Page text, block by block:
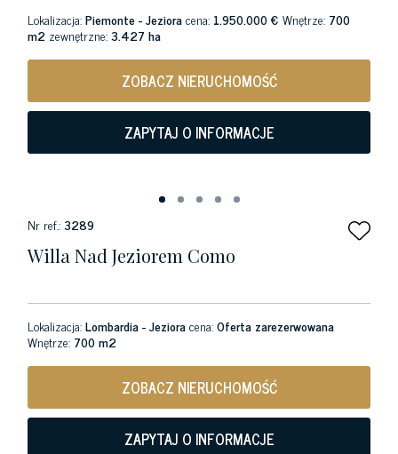
Lokalizacja:Piemonte - Jezioracena: 1.950.000 € Wnętrze: 700
m2 zewnętrzne:3.427 ha
ZOBACZ NIERUCHOMOŚĆ
ZAPYTAJ O INFORMACJE
Nr ref.:3289
Willa Nad Jeziorem Como
Lokalizacja:Lombardia - Jezioracena:Oferta zarezerwowana
Wnętrze: 700 m2
ZOBACZ NIERUCHOMOŚĆ
ZAPYTAJ O INFORMACJE